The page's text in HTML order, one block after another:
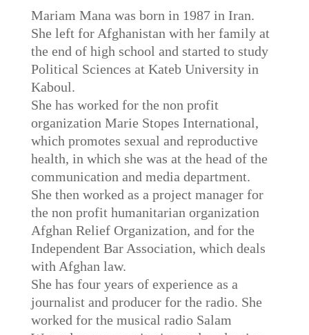
Mariam Mana was born in 1987 in Iran.
She left for Afghanistan with her family at
the end of high school and started to study
Political Sciences at Kateb University in
Kaboul.
She has worked for the non profit
organization Marie Stopes International,
which promotes sexual and reproductive
health, in which she was at the head of the
communication and media department.
She then worked as a project manager for
the non profit humanitarian organization
Afghan Relief Organization, and for the
Independent Bar Association, which deals
with Afghan law.
She has four years of experience as a
journalist and producer for the radio. She
worked for the musical radio Salam